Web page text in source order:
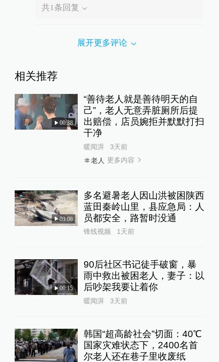
共1条回复
展开更多评论
相关推荐
00:38
“善待老人就是善待明天的自
己”，老人无意弄脏厕所后提
出赔偿，店员婉拒并默默打扫
干净
暖闻湃
3天前
老人 更多内容
03:08
多名避暑老人因山洪被困陕西
蓝田秦岭山里，县应急局：人
员都安全，路暂时没通
锋线视频 1天前
00:15
90后社区书记徒手破窗，暴
雨中救出被困老人，妻子：以
后吵架我要让着你
暖闻湃 3天前
韩国“超高龄社会”切面：40℃
国家灾难状态下，2400名首
尔老人还在巷子里收废纸